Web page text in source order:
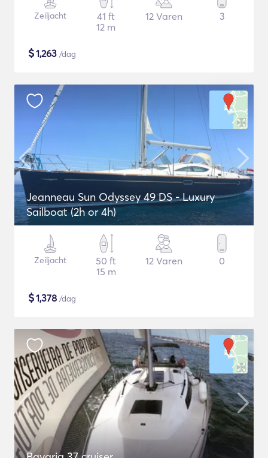
Zeiljacht
41 ft
12 m
12 Varen 3
$1,263 /dag
Jeanneau Sun Odyssey 49 DS - Luxury
Sailboat (2h or 4h)
Zeiljacht
50 ft
15 m
12 Varen 0
$1,378 /dag